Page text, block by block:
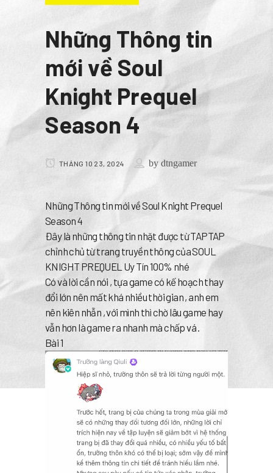
Những Thông tin
mới về Soul
Knight Prequel
Season 4
THÁNG 10 23, 2024 by dtngamer
Những Thông tin mới về Soul Knight Prequel
Season 4
Đây là những thông tin nhặt được từ TAPTAP
chỉnh chủ từ trang truyền thông của SOUL
KNIGHT PREQUEL Uy Tín 100% nhé
Có và lời cần nói , tựa game có kế hoạch thay
đổi lớn nên mất khá nhiều thời gian , anh em
nên kiên nhẫn , với mình thì chờ lâu game hay
vẫn hơn là game ra nhanh mà chấp vá .
Bài 1